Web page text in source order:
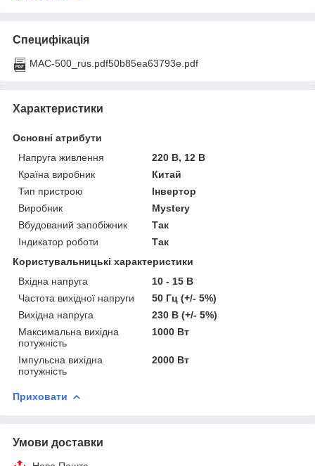
Специфікація
MAC-500_rus.pdf50b85ea63793e.pdf
Характеристики
Основні атрибути
Напруга живлення
220 В, 12 В
Країна виробник
Китай
Тип пристрою
Інвертор
Виробник
Mystery
Вбудований запобіжник
Так
Індикатор роботи
Так
Користувальницькі характеристики
Вхідна напруга
10 - 15 В
Частота вихідної напруги
50 Гц (+/- 5%)
Вихідна напруга
230 В (+/- 5%)
Максимальна вихідна
потужність
1000 Вт
Імпульсна вихідна
потужність
2000 Вт
Приховати
Умови доставки